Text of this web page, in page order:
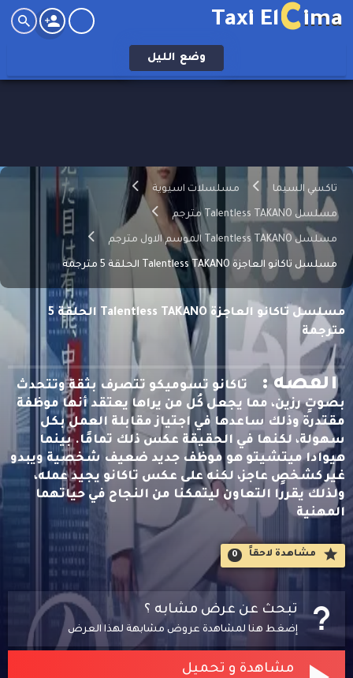
Taxi ElCima
وضع الليل
تاكسي السيما مسلسلات اسيوية
مسلسل Talentless TAKANO مترجم
مسلسل Talentless TAKANO الموسم الاول مترجم
مسلسل تاكانو العاجزة Talentless TAKANO الحلقة 5 مترجمة
مسلسل تاكانو العاجزة Talentless TAKANO الحلقة 5
مترجمة
القصه :
تاكانو تسوميكو تتصرف بثقة وتتحدث
بصوتٍ رزين، مما يجعل كُل من يراها يعتقد أنها موظفة
مقتدرة وذلك ساعدها في اجتياز مقابلة العمل بكل
سهولة، لكنها في الحقيقة عكس ذلك تمامًا. بينما
هيوادا ميتشيتو هو موظف جديد ضعيف شخصية ويبدو
غير كشخصٍ عاجز، لكنه على عكس تاكانو يجيد عمله،
ولذلك يقررا التعاون ليتمكنا من النجاح في حياتهما
المهنية
مشاهدة لاحقاََ 0
تبحث عن عرض مشابه ؟
إضغط هنا لمشاهدة عروض مشابهة لهذا العرض
مشاهدة و تحميل